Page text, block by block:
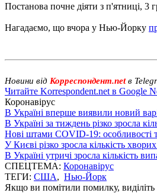
Постанова почне діяти з п'ятниці, 3
Нагадаємо, що вчора у Нью-Йорку
Новини від Корреспондент.netв
Читайте Korrespondent.net в Google
Коронавірус
В Україні вперше виявили новий
В Україні за тиждень різко зросла
Нові штами COVID-19: особливості
У Києві різко зросла кількість
В Україні утричі зросла кількість
СПЕЦТЕМА: Коронавірус
ТЕГИ: США, Нью-Йорк
Якщо ви помітили помилку,